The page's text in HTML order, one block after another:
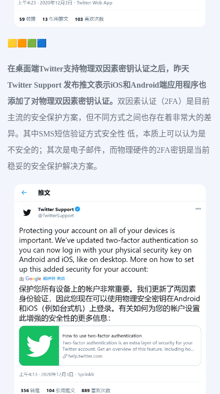
🟨🟧🟩🟦
在桌面端Twitter支持物理双因素密钥认证之后，昨天
Twitter Support 发布推文表示iOS和Android端应用程序也
添加了对物理双因素密钥认证。 双因素认证（2FA）是目前
主流的安全保护方案，但不同方式之间也存在着非常大的差
异。其中SMS短信验证方式安全性 低，本质上可以认为是
不安全的；其次是电子邮件，而物理硬件的2FA密钥是当前
稳妥的安全保护解决方案。